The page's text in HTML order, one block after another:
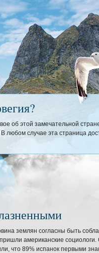
об этой замечательной
любом случае эта страница
землян согласны быть
американские
что 89% испанок первыми